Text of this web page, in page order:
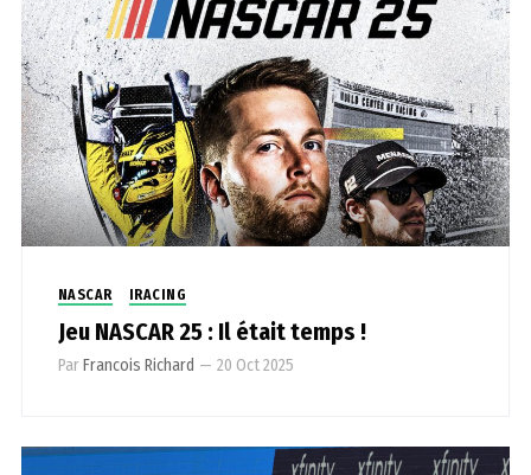
NASCAR IRACING
Jeu NASCAR 25 : Il était temps !
ParFrancois Richard — 20 Oct 2025